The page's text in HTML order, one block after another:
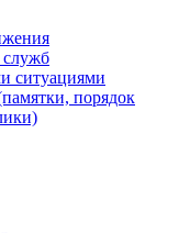
служб
ситуациями
порядок